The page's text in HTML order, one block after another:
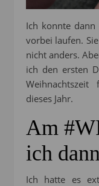
Ich konnte
vorbei laufen.
nicht anders.
ich den ersten
dieses Jahr.
Am
ich
Ich hatte es